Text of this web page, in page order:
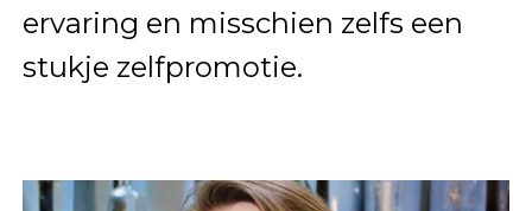
ervaring en misschien zelfs een
stukje zelfpromotie.